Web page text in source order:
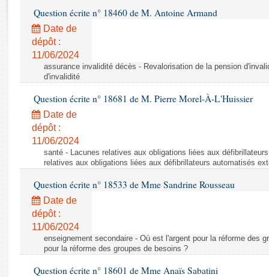
Rapports législatifs
Rapports sur l'application des lois
Baromètre de l’application des lois
Dossiers législatifs
Budget et sécurité sociale
Questions écrites et orales
Comptes rendus des débats
Question écrite n° 18460 de M. Antoine Armand
Date de
dépôt :
11/06/2024
assurance invalidité décès - Revalorisation de la pension
d'invalidité
Question écrite n° 18681 de M. Pierre Morel-À-L'Huissier
Date de
dépôt :
11/06/2024
santé - Lacunes relatives aux obligations liées aux
relatives aux obligations liées aux défibrillateurs automatisés
Question écrite n° 18533 de Mme Sandrine Rousseau
Date de
dépôt :
11/06/2024
enseignement secondaire - Où est l'argent pour la réforme des
pour la réforme des groupes de besoins ?
Question écrite n° 18601 de Mme Anaïs Sabatini